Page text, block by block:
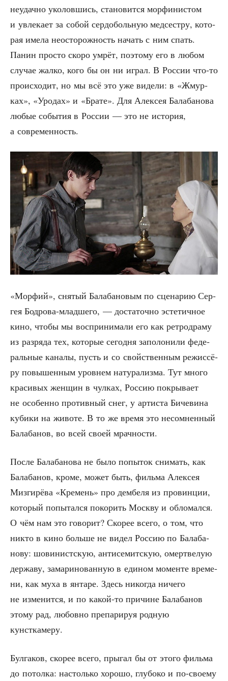
неудач­но уко­лов­шись, ста­но­вит­ся мор­фи­ни­стом
и увле­ка­ет за собой сер­до­боль­ную мед­сест­ру, кото­
рая име­ла неосто­рож­ность начать с ним спать.
Панин про­сто ско­ро умрёт, поэто­му его в любом
слу­чае жал­ко, кого бы он ни играл. В Рос­сии что-то
про­ис­хо­дит, но мы всё это уже виде­ли: в «Жмур­
ках», «Уро­дах» и «Бра­те». Для Алек­сея Бала­ба­но­ва
любые собы­тия в Рос­сии — это не исто­рия,
а современность.
«Мор­фий», сня­тый Бала­ба­но­вым по сце­на­рию Сер­
гея Бод­ро­ва-млад­ше­го, — доста­точ­но эсте­тич­ное
кино, что­бы мы вос­при­ни­ма­ли его как ретро­дра­му
из раз­ря­да тех, кото­рые сего­дня запо­ло­ни­ли феде­
раль­ные кана­лы, пусть и со свой­ствен­ным режис­сё­
ру повы­шен­ным уров­нем нату­ра­лиз­ма. Тут мно­го
кра­си­вых жен­щин в чул­ках, Рос­сию покры­ва­ет
не осо­бен­но про­тив­ный снег, у арти­ста Биче­ви­на
куби­ки на живо­те. В то же вре­мя это несо­мнен­ный
Бала­ба­нов, во всей сво­ей мрачности.
После Бала­ба­но­ва не было попы­ток сни­мать, как
Бала­ба­нов, кро­ме, может быть, филь­ма Алек­сея
Миз­ги­рё­ва «Кре­мень» про дем­бе­ля из про­вин­ции,
кото­рый попы­тал­ся поко­рить Моск­ву и обло­мал­ся.
О чём нам это гово­рит? Ско­рее все­го, о том, что
никто в кино боль­ше не видел Рос­сию по Бала­ба­
но­ву: шови­нист­скую, анти­се­мит­скую, омерт­ве­лую
дер­жа­ву, зама­ри­но­ван­ную в еди­ном момен­те вре­ме­
ни, как муха в янта­ре. Здесь нико­гда ниче­го
не изме­нит­ся, и по какой-то при­чине Бала­ба­нов
это­му рад, любов­но пре­па­ри­руя род­ную
кунсткамеру.
Бул­га­ков, ско­рее все­го, пры­гал бы от это­го филь­ма
до потол­ка: настоль­ко хоро­шо, глу­бо­ко и по-сво­е­му